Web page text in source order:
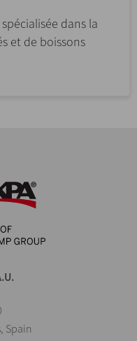
dans la
et de boissons
Spain